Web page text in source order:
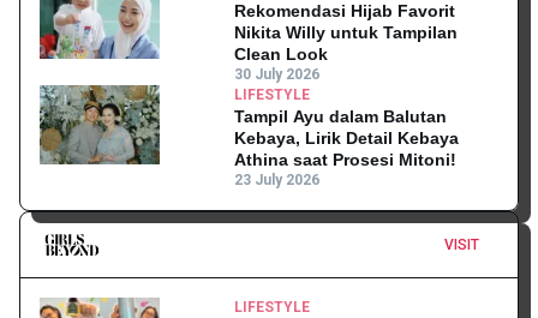
Rekomendasi Hijab Favorit
Nikita Willy untuk Tampilan
Clean Look
30 July 2026
LIFESTYLE
Tampil Ayu dalam Balutan
Kebaya, Lirik Detail Kebaya
Athina saat Prosesi Mitoni!
23 July 2026
VISIT
LIFESTYLE